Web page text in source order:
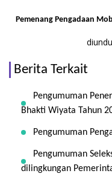
Pemenang Pengadaan
Berita Terkait
Pengumuman
Bhakti Wiyata Tahun
Pengumuman
Pengumuman
dilingkungan